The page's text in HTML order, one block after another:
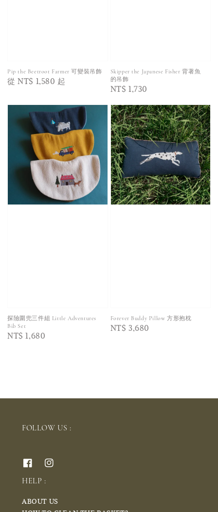
Pip the Beetroot Farmer 可變裝吊飾
Regular
從NT$ 1,580 起
Skipper the Japanese Fisher 背著魚
的吊飾
Regular
NT$ 1,730
探險圍兜三件組 Little Adventures
Bib Set
Regular
NT$ 1,680
Forever Buddy Pillow 方形抱枕
Regular
NT$ 3,680
FOLLOW US :
HELP :
ABOUT US